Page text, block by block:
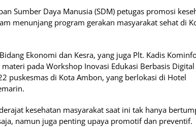
Sumber Daya Manusia (SDM) petugas promosi
menunjang program gerakan masyarakat sehat di
Ekonomi dan Kesra, yang juga Plt. Kadis
pada Workshop Inovasi Edukasi Berbasis Digital
puskesmas di Kota Ambon, yang berlokasi di Hotel
kesehatan masyarakat saat ini tak hanya
namun juga penting upaya promotif dan preventif.